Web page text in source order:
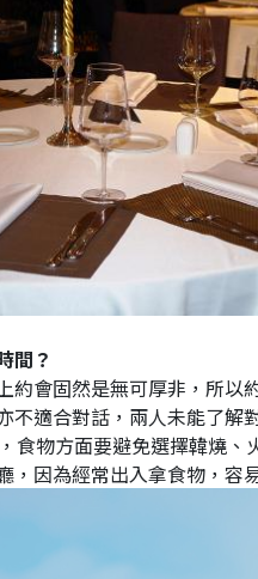
間？
約會固然是無可厚非，所以
不適合對話，兩人未能了
食物方面要避免選擇韓燒
，因為經常出入拿食物，容